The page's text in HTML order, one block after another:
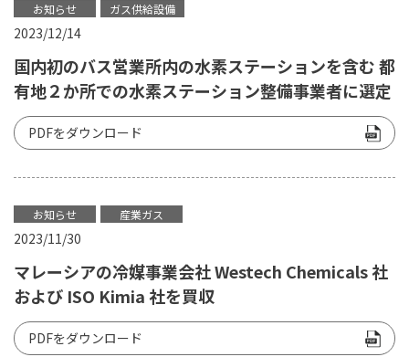
お知らせ ガス供給設備
2023/12/14
国内初のバス営業所内の水素ステーションを含む 都
有地２か所での水素ステーション整備事業者に選定
PDFをダウンロード
お知らせ 産業ガス
2023/11/30
マレーシアの冷媒事業会社 Westech Chemicals 社
および ISO Kimia 社を買収
PDFをダウンロード